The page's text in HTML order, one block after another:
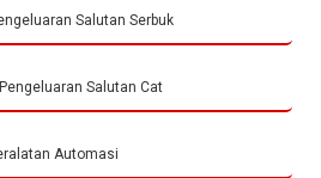
Salutan Serbuk
Salutan Cat
Automasi